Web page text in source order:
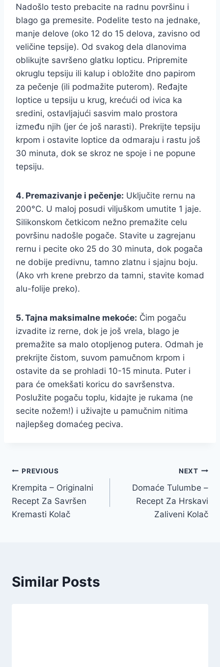
Nadošlo testo prebacite na radnu površinu i
blago ga premesite. Podelite testo na jednake,
manje delove (oko 12 do 15 delova, zavisno od
veličine tepsije). Od svakog dela dlanovima
oblikujte savršeno glatku lopticu. Pripremite
okruglu tepsiju ili kalup i obložite dno papirom
za pečenje (ili podmažite puterom). Ređajte
loptice u tepsiju u krug, krećući od ivica ka
sredini, ostavljajući sasvim malo prostora
između njih (jer će još narasti). Prekrijte tepsiju
krpom i ostavite loptice da odmaraju i rastu još
30 minuta, dok se skroz ne spoje i ne popune
tepsiju.
4. Premazivanje i pečenje: Uključite rernu na
200°C. U maloj posudi viljuškom umutite 1 jaje.
Silikonskom četkicom nežno premažite celu
površinu nadošle pogače. Stavite u zagrejanu
rernu i pecite oko 25 do 30 minuta, dok pogača
ne dobije predivnu, tamno zlatnu i sjajnu boju.
(Ako vrh krene prebrzo da tamni, stavite komad
alu-folije preko).
5. Tajna maksimalne mekoće: Čim pogaču
izvadite iz rerne, dok je još vrela, blago je
premažite sa malo otopljenog putera. Odmah je
prekrijte čistom, suvom pamučnom krpom i
ostavite da se prohladi 10-15 minuta. Puter i
para će omekšati koricu do savršenstva.
Poslužite pogaču toplu, kidajte je rukama (ne
secite nožem!) i uživajte u pamučnim nitima
najlepšeg domaćeg peciva.
Post
navigation
PREVIOUS
Krempita – Originalni
Recept Za Savršen
Kremasti Kolač
NEXT
Domaće Tulumbe –
Recept Za Hrskavi
Zaliveni Kolač
Similar Posts